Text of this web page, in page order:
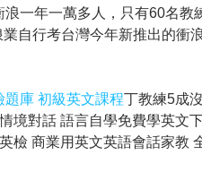
一年一萬多人，只有60名
自行考台灣今年新推出的衝
題庫 初級英文課程丁教練5成
境對話 語言自學免費學英文
檢 商業用英文英語會話家教